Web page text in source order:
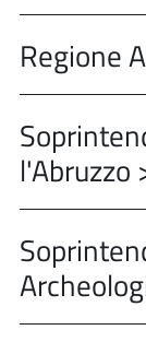
Regione
l'Abruzzo